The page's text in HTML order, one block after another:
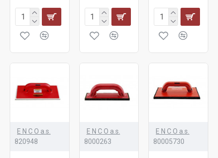
E N C O a.s.
820948
E N C O a.s.
8000263
E N C O a.s.
80005730